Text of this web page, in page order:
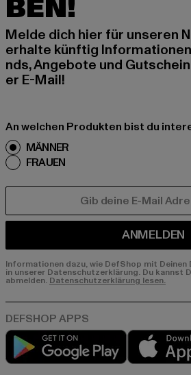
BEN!
Melde dich hier für unseren
erhalte künftig
nds, Angebote und
er E-Mail!
An welchen Produkten bist du
MÄNNER
FRAUEN
ANMELDEN
Informationen dazu, wie DefShop mit
in unserer Datenschutzerklärung. Du kannst
abmelden. Datenschutzerklärung lesen.
Play market